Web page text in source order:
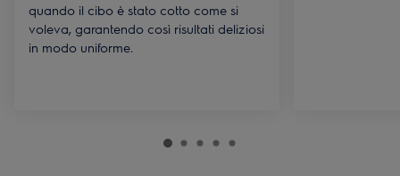
quando il cibo è stato cotto come si
voleva, garantendo così risultati deliziosi
in modo uniforme.